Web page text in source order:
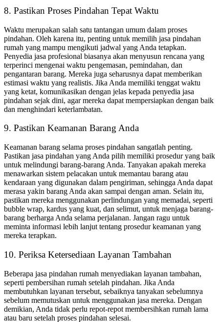
8. Pastikan Proses Pindahan Tepat Waktu
Waktu merupakan salah satu tantangan umum dalam proses
pindahan. Oleh karena itu, penting untuk memilih jasa pindahan
rumah yang mampu mengikuti jadwal yang Anda tetapkan.
Penyedia jasa profesional biasanya akan menyusun rencana yang
terperinci mengenai waktu pengemasan, pemindahan, dan
pengantaran barang. Mereka juga seharusnya dapat memberikan
estimasi waktu yang realistis. Jika Anda memiliki tenggat waktu
yang ketat, komunikasikan dengan jelas kepada penyedia jasa
pindahan sejak dini, agar mereka dapat mempersiapkan dengan baik
dan menghindari keterlambatan.
9. Pastikan Keamanan Barang Anda
Keamanan barang selama proses pindahan sangatlah penting.
Pastikan jasa pindahan yang Anda pilih memiliki prosedur yang baik
untuk melindungi barang-barang Anda. Tanyakan apakah mereka
menawarkan sistem pelacakan untuk memantau barang atau
kendaraan yang digunakan dalam pengiriman, sehingga Anda dapat
merasa yakin barang Anda akan sampai dengan aman. Selain itu,
pastikan mereka menggunakan perlindungan yang memadai, seperti
bubble wrap, kardus yang kuat, dan selimut, untuk menjaga barang-
barang berharga Anda selama perjalanan. Jangan ragu untuk
meminta informasi lebih lanjut tentang prosedur keamanan yang
mereka terapkan.
10. Periksa Ketersediaan Layanan Tambahan
Beberapa jasa pindahan rumah menyediakan layanan tambahan,
seperti pembersihan rumah setelah pindahan. Jika Anda
membutuhkan layanan tersebut, sebaiknya tanyakan sebelumnya
sebelum memutuskan untuk menggunakan jasa mereka. Dengan
demikian, Anda tidak perlu repot-repot membersihkan rumah lama
atau baru setelah proses pindahan selesai.